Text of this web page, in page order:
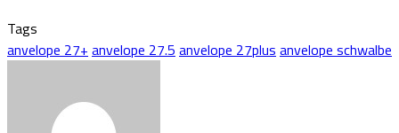
Tags
anvelope 27+ anvelope 27.5 anvelope 27plus anvelope schwalbe